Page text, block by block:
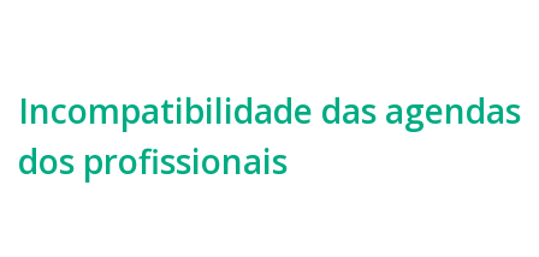
Incompatibilidade das agendas
dos profissionais